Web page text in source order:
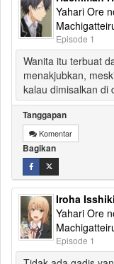
Yahari Ore
Episode 1
Wanita itu terbuat
menakjubkan,
kalau dimisalkan di
Tanggapan
Komentar
Bagikan
Iroha Isshiki
Yahari Ore
Episode 1